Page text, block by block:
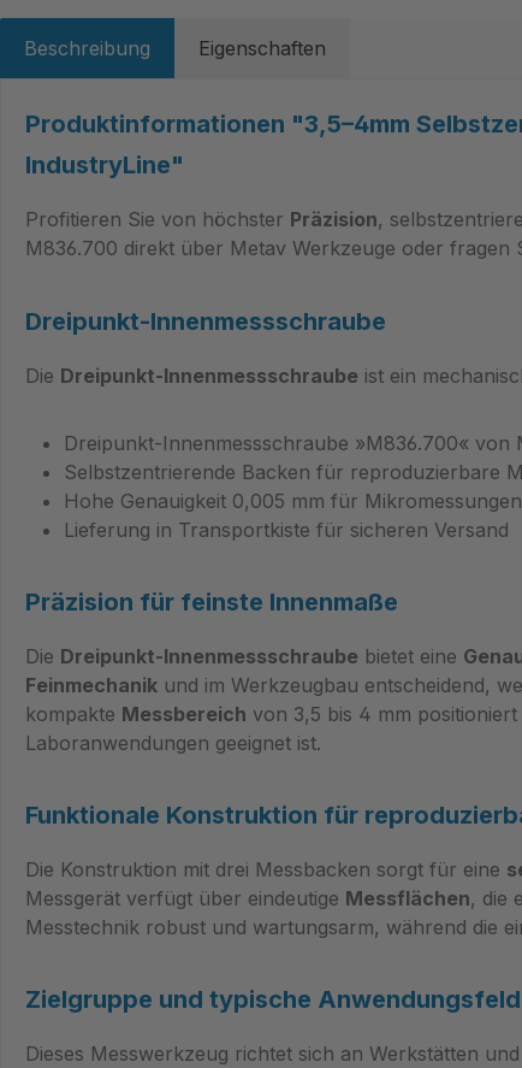
Beschreibung Eigenschaften
Produktinformationen "3,5–4mm
IndustryLine"
Profitieren Sie von höchster Präzision,
M836.700 direkt über Metav Werkzeuge oder fragen
Dreipunkt-Innenmessschraube
Die Dreipunkt-Innenmessschraube ist ein
Dreipunkt-Innenmessschraube »M836.700« von
Selbstzentrierende Backen für reproduzierbare
Hohe Genauigkeit 0,005 mm für Mikromessungen
Lieferung in Transportkiste für sicheren Versand
Präzision für feinste Innenmaße
Die Dreipunkt-Innenmessschraube bietet eine
Feinmechanik und im Werkzeugbau entscheidend,
kompakte Messbereich von 3,5 bis 4 mm
Laboranwendungen geeignet ist.
Funktionale Konstruktion für
Die Konstruktion mit drei Messbacken sorgt für eine
Messgerät verfügt über eindeutige Messflächen, die
Messtechnik robust und wartungsarm, während die
Zielgruppe und typische
Dieses Messwerkzeug richtet sich an Werkstätten